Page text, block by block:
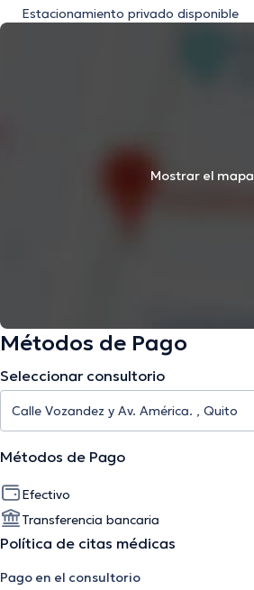
Estacionamiento privado disponible
Mostrar el mapa
Métodos de Pago
Seleccionar consultorio
Métodos de Pago
Efectivo
Transferencia bancaria
Política de citas médicas
Pago en el consultorio